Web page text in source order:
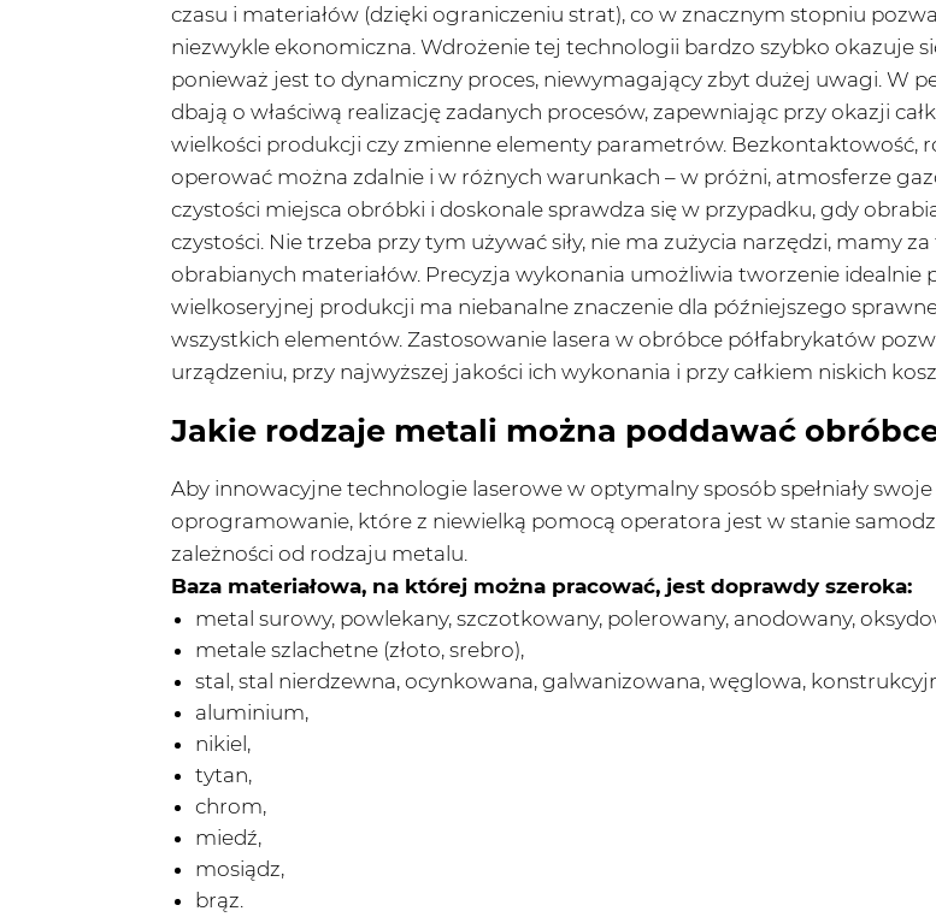
czasu i materiałów (dzięki ograniczeniu strat), co w znacznym stopniu
niezwykle ekonomiczna. Wdrożenie tej technologii bardzo szybko okazuje
ponieważ jest to dynamiczny proces, niewymagający zbyt dużej uwagi. W
dbają o właściwą realizację zadanych procesów, zapewniając przy okazji
wielkości produkcji czy zmienne elementy parametrów. Bezkontaktowość,
operować można zdalnie i w różnych warunkach – w próżni, atmosferze
czystości miejsca obróbki i doskonale sprawdza się w przypadku, gdy
czystości. Nie trzeba przy tym używać siły, nie ma zużycia narzędzi, mamy
obrabianych materiałów. Precyzja wykonania umożliwia tworzenie idealnie
wielkoseryjnej produkcji ma niebanalne znaczenie dla późniejszego
wszystkich elementów. Zastosowanie lasera w obróbce półfabrykatów
urządzeniu, przy najwyższej jakości ich wykonania i przy całkiem niskich
Jakie rodzaje metali można poddawać
Aby innowacyjne technologie laserowe w optymalny sposób spełniały
oprogramowanie, które z niewielką pomocą operatora jest w stanie
zależności od rodzaju metalu.
Baza materiałowa, na której można pracować, jest doprawdy szeroka:
metal surowy, powlekany, szczotkowany, polerowany, anodowany,
metale szlachetne (złoto, srebro),
stal, stal nierdzewna, ocynkowana, galwanizowana, węglowa,
aluminium,
nikiel,
tytan,
chrom,
miedź,
mosiądz,
brąz.